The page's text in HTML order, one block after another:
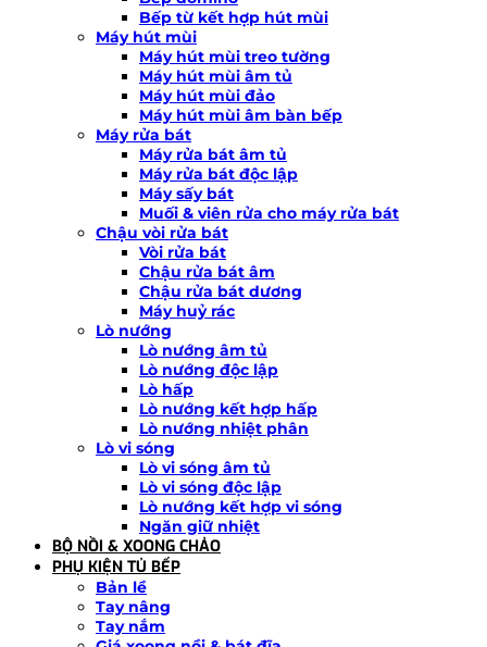
Bếp từ kết hợp hút mùi
Máy hút mùi
Máy hút mùi treo tường
Máy hút mùi âm tủ
Máy hút mùi đảo
Máy hút mùi âm bàn bếp
Máy rửa bát
Máy rửa bát âm tủ
Máy rửa bát độc lập
Máy sấy bát
Muối & viên rửa cho máy rửa bát
Chậu vòi rửa bát
Vòi rửa bát
Chậu rửa bát âm
Chậu rửa bát dương
Máy huỷ rác
Lò nướng
Lò nướng âm tủ
Lò nướng độc lập
Lò hấp
Lò nướng kết hợp hấp
Lò nướng nhiệt phân
Lò vi sóng
Lò vi sóng âm tủ
Lò vi sóng độc lập
Lò nướng kết hợp vi sóng
Ngăn giữ nhiệt
BỘ NỒI & XOONG CHẢO
PHỤ KIỆN TỦ BẾP
Bản lề
Tay nâng
Tay nắm